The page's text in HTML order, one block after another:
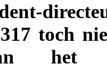
toch
het